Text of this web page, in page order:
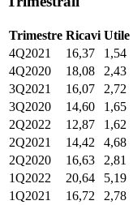
Trimestre Ricavi Utile
4Q2021
16,37
1,54
4Q2020
18,08
2,43
3Q2021
16,07
2,72
3Q2020
14,60
1,65
2Q2022
12,87
1,62
2Q2021
14,42
4,68
2Q2020
16,63
2,81
1Q2022
20,64
5,19
1Q2021
16,72
2,78